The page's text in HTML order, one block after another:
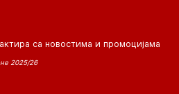
са новостима и промоцијама
2025/26